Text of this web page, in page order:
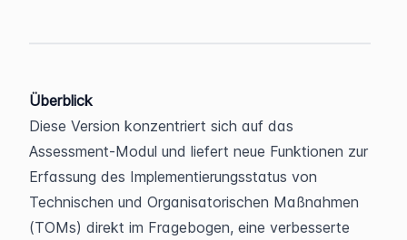
Überblick
Diese Version konzentriert sich auf das
Assessment-Modul und liefert neue Funktionen zur
Erfassung des Implementierungsstatus von
Technischen und Organisatorischen Maßnahmen
(TOMs) direkt im Fragebogen, eine verbesserte